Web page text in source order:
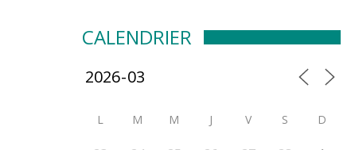
CALENDRIER
L M M J V S D